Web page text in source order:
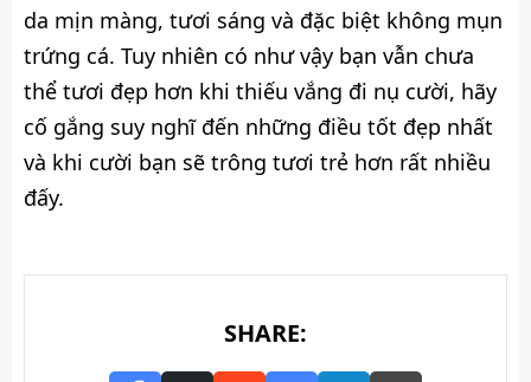
da mịn màng, tươi sáng và đặc biệt không mụn
trứng cá. Tuy nhiên có như vậy bạn vẫn chưa
thể tươi đẹp hơn khi thiếu vắng đi nụ cười, hãy
cố gắng suy nghĩ đến những điều tốt đẹp nhất
và khi cười bạn sẽ trông tươi trẻ hơn rất nhiều
đấy.
SHARE: